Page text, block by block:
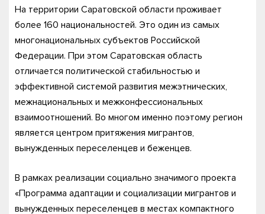
На территории Саратовской области проживает
более 160 национальностей. Это один из самых
многонациональных субъектов Российской
Федерации. При этом Саратовская область
отличается политической стабильностью и
эффективной системой развития межэтнических,
межнациональных и межконфессиональных
взаимоотношений. Во многом именно поэтому регион
является центром притяжения мигрантов,
вынужденных переселенцев и беженцев.
В рамках реализации социально значимого проекта
«Программа адаптации и социализации мигрантов и
вынужденных переселенцев в местах компактного